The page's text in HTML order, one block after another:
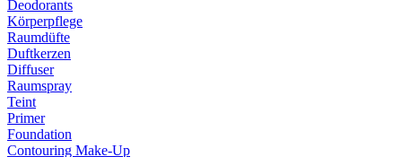
Deodorants
Körperpflege
Raumdüfte
Duftkerzen
Diffuser
Raumspray
Teint
Primer
Foundation
Contouring Make-Up